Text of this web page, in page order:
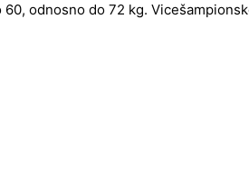
odnosno do 72 kg.